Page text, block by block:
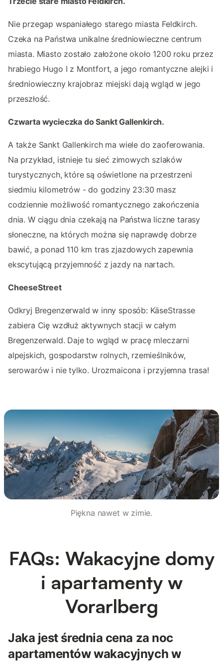
Nie przegap wspaniałego starego miasta Feldkirch.
Czeka na Państwa unikalne średniowieczne centrum
miasta. Miasto zostało założone około 1200 roku przez
hrabiego Hugo I z Montfort, a jego romantyczne alejki i
średniowieczny krajobraz miejski dają wgląd w jego
przeszłość.
Czwarta wycieczka do Sankt Gallenkirch.
A także Sankt Gallenkirch ma wiele do zaoferowania.
Na przykład, istnieje tu sieć zimowych szlaków
turystycznych, które są oświetlone na przestrzeni
siedmiu kilometrów - do godziny 23:30 masz
codziennie możliwość romantycznego zakończenia
dnia. W ciągu dnia czekają na Państwa liczne tarasy
słoneczne, na których można się naprawdę dobrze
bawić, a ponad 110 km tras zjazdowych zapewnia
ekscytującą przyjemność z jazdy na nartach.
CheeseStreet
Odkryj Bregenzerwald w inny sposób: KäseStrasse
zabiera Cię wzdłuż aktywnych stacji w całym
Bregenzerwald. Daje to wgląd w pracę mleczarni
alpejskich, gospodarstw rolnych, rzemieślników,
serowarów i nie tylko. Urozmaicona i przyjemna trasa!
Piękna nawet w zimie.
FAQs: Wakacyjne domy
i apartamenty w
Vorarlberg
Jaka jest średnia cena za noc
apartamentów wakacyjnych w